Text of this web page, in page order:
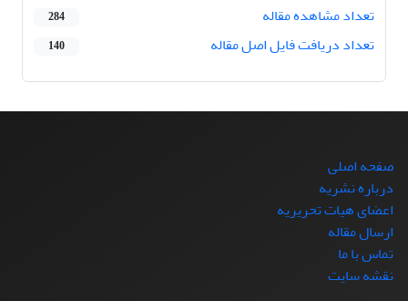
تعداد مشاهده مقاله
284
تعداد دریافت فایل اصل مقاله 140
صفحه اصلی
درباره نشریه
اعضای هیات تحریریه
ارسال مقاله
تماس با ما
نقشه سایت